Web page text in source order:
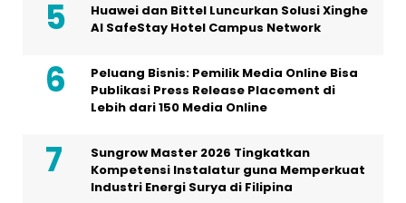
Huawei dan Bittel Luncurkan Solusi Xinghe
Al SafeStay Hotel Campus Network
Peluang Bisnis: Pemilik Media Online Bisa
Publikasi Press Release Placement di
Lebih dari 150 Media Online
Sungrow Master 2026 Tingkatkan
Kompetensi Instalatur guna Memperkuat
Industri Energi Surya di Filipina